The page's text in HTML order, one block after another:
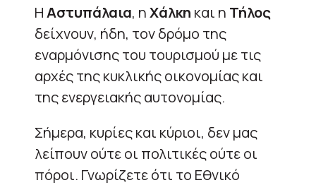
ΗΑστυπάλαια, ηΧάλκη και η Τήλος
δείχνουν, ήδη, τον δρόμο της
εναρμόνισης του τουρισμού με τις
αρχές της κυκλικής οικονομίας και
της ενεργειακής αυτονομίας.
Σήμερα, κυρίες και κύριοι, δεν μας
λείπουν ούτε οι πολιτικές ούτε οι
πόροι. Γνωρίζετε ότι το Εθνικό